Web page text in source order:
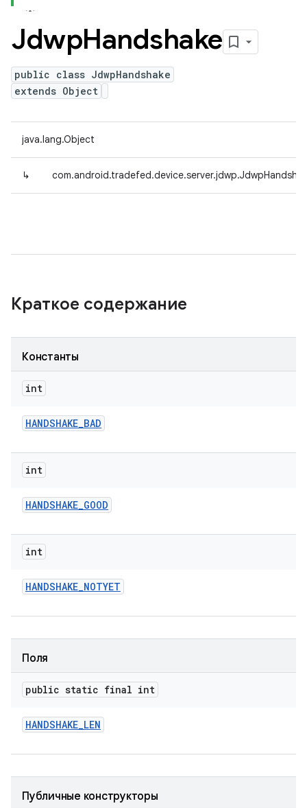
JdwpHandshake
public class JdwpHandshake
extends Object
java.lang.Object
↳
Краткое содержание
Константы
int
HANDSHAKE_BAD
int
HANDSHAKE_GOOD
int
HANDSHAKE_NOTYET
Поля
public static final int
HANDSHAKE_LEN
Публичные конструкторы